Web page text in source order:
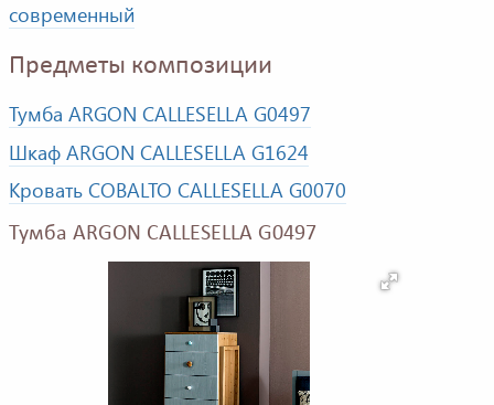
современный
Предметы композиции
Тумба ARGON CALLESELLA G0497
Шкаф ARGON CALLESELLA G1624
Кровать COBALTO CALLESELLA G0070
Тумба ARGON CALLESELLA G0497